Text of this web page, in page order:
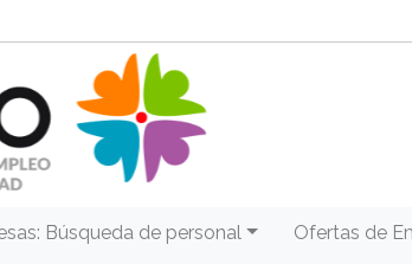
Búsqueda de personal Ofertas de